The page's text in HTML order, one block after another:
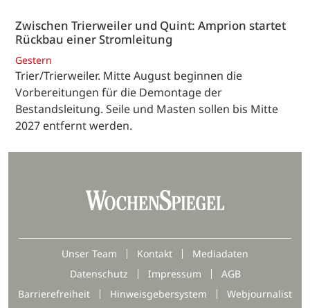
Zwischen Trierweiler und Quint: Amprion startet
Rückbau einer Stromleitung
Gestern
Trier/Trierweiler. Mitte August beginnen die
Vorbereitungen für die Demontage der
Bestandsleitung. Seile und Masten sollen bis Mitte
2027 entfernt werden.
Unser Team Kontakt
Mediadaten
Datenschutz
Impressum
AGB
Barrierefreiheit
Hinweisgebersystem Webjournalist